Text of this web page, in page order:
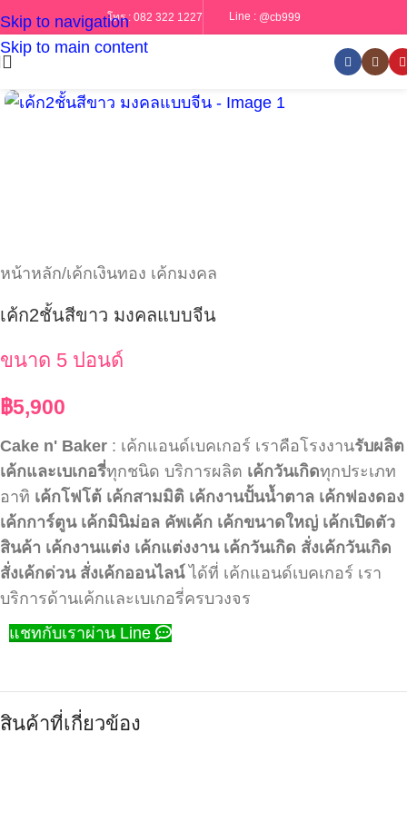
Skip to navigation
Skip to main content
โทร : 082 322 1227 Line : @cb999
หน้าหลัก/เค้กเงินทอง เค้กมงคล
เค้ก2ชั้นสีขาว มงคลแบบจีน
ขนาด 5 ปอนด์
฿5,900
Cake n' Baker : เค้กแอนด์เบคเกอร์ เราคือโรงงานรับผลิต
เค้กและเบเกอรี่ทุกชนิด บริการผลิต เค้กวันเกิดทุกประเภท
อาทิ เค้กโฟโต้ เค้กสามมิติ เค้กงานปั้นน้ำตาล เค้กฟองดอง
เค้กการ์ตูน เค้กมินิม่อล คัพเค้ก เค้กขนาดใหญ่ เค้กเปิดตัว
สินค้า เค้กงานแต่ง เค้กแต่งงาน เค้กวันเกิด สั่งเค้กวันเกิด
สั่งเค้กด่วน สั่งเค้กออนไลน์ได้ที่ เค้กแอนด์เบคเกอร์ เรา
บริการด้านเค้กและเบเกอรี่ครบวงจร
แชทกับเราผ่าน Line
สินค้าที่เกี่ยวข้อง